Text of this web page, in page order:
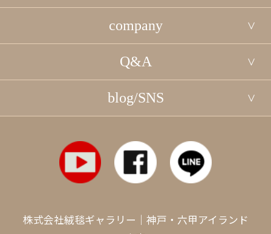
company
Q&A
blog/SNS
株式会社絨毯ギャラリー｜神戸・六甲アイランド